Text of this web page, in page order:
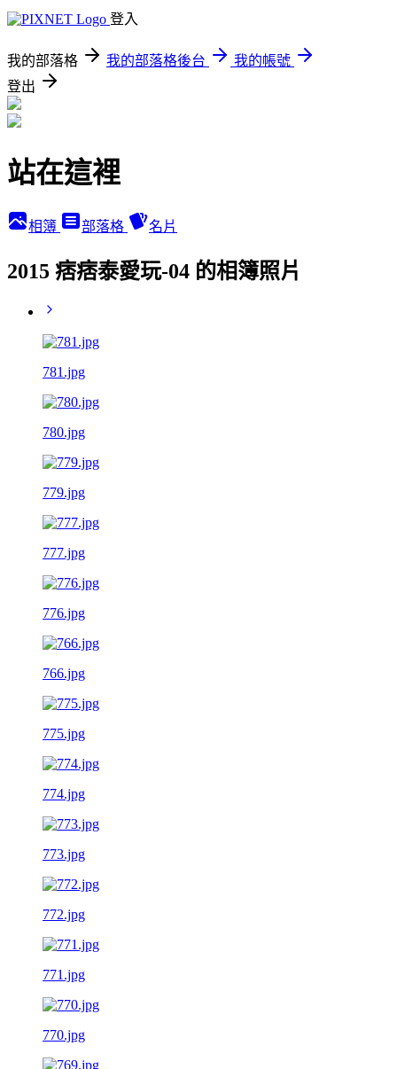
登入
我的部落格 我的部落格後台
我的帳號
登出
站在這裡
相簿 部落格 名片
2015 痞痞泰愛玩-04 的相簿照片
781.jpg
780.jpg
779.jpg
777.jpg
776.jpg
766.jpg
775.jpg
774.jpg
773.jpg
772.jpg
771.jpg
770.jpg